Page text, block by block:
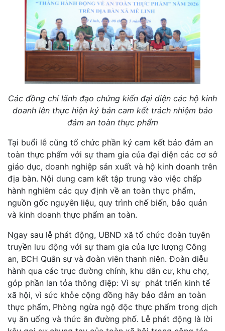
Các đồng chí lãnh đạo chứng kiến đại diện các hộ kinh
doanh lên thực hiện ký bản cam kết trách nhiệm bảo
đảm an toàn thực phẩm
Tại buổi lễ cũng tổ chức phần ký cam kết bảo đảm an
toàn thực phẩm với sự tham gia của đại diện các cơ sở
giáo dục, doanh nghiệp sản xuất và hộ kinh doanh trên
địa bàn. Nội dung cam kết tập trung vào việc chấp
hành nghiêm các quy định về an toàn thực phẩm,
nguồn gốc nguyên liệu, quy trình chế biến, bảo quản
và kinh doanh thực phẩm an toàn.
Ngay sau lễ phát động, UBND xã tổ chức đoàn tuyên
truyền lưu động với sự tham gia của lực lượng Công
an, BCH Quân sự và đoàn viên thanh niên. Đoàn diễu
hành qua các trục đường chính, khu dân cư, khu chợ,
góp phần lan tỏa thông điệp: Vì sự phát triển kinh tế
xã hội, vì sức khỏe cộng đồng hãy bảo đảm an toàn
thực phẩm, Phòng ngừa ngộ độc thực phẩm trong dịch
vụ ăn uống và thức ăn đường phố. Lễ phát động là lời